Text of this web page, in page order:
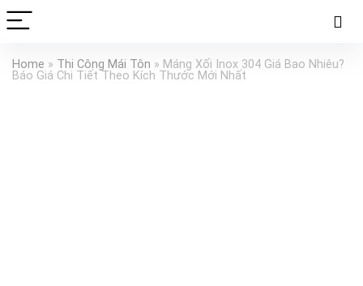
Home » Thi Công Mái Tôn » Máng Xối Inox 304 Giá Bao Nhiêu?
Báo Giá Chi Tiết Theo Kích Thước Mới Nhất